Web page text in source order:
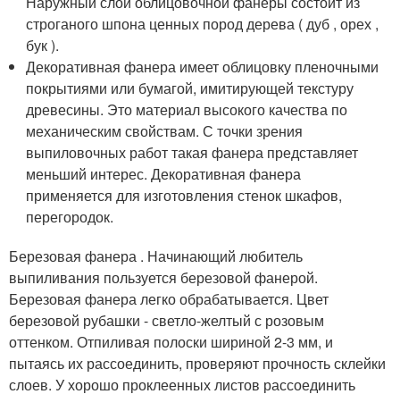
строганого шпона ценных пород дерева ( дуб , орех ,
бук ).
Декоративная фанера имеет облицовку пленочными
покрытиями или бумагой, имитирующей текстуру
древесины. Это материал высокого качества по
механическим свойствам. С точки зрения
выпиловочных работ такая фанера представляет
меньший интерес. Декоративная фанера
применяется для изготовления стенок шкафов,
перегородок.
Березовая фанера . Начинающий любитель
выпиливания пользуется березовой фанерой.
Березовая фанера легко обрабатывается. Цвет
березовой рубашки - светло-желтый с розовым
оттенком. Отпиливая полоски шириной 2-3 мм, и
пытаясь их рассоединить, проверяют прочность склейки
слоев. У хорошо проклеенных листов рассоединить